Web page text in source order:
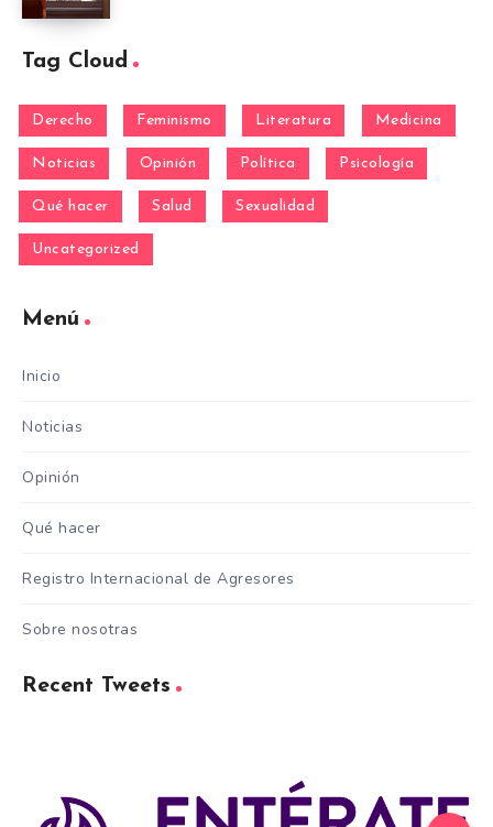
Tag Cloud
Derecho Feminismo Literatura Medicina
Noticias Opinión Política Psicología
Qué hacer Salud Sexualidad
Uncategorized
Menú
Inicio
Noticias
Opinión
Qué hacer
Registro Internacional de Agresores
Sobre nosotras
Recent Tweets